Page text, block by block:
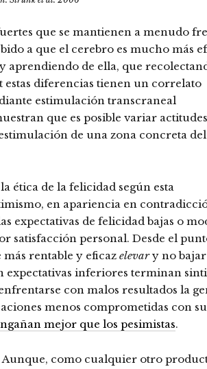
que se mantienen a menudo
a que el cerebro es mucho más
de ella, que
diferencias tienen un correlato
estimulación transcraneal
que es posible variar actitudes
de una zona concreta del
ética de la felicidad según esta
en apariencia en
expectativas de felicidad bajas o
satisfacción personal. Desde el
rentable y eficaz elevary no bajar
expectativas inferiores terminan
con malos resultados la
menos comprometidas con
mejor que los pesimistas.
Aunque, como cualquier otro